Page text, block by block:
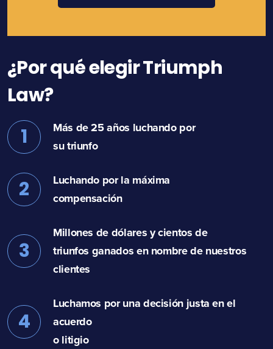
¿Por qué elegir Triumph
Law?
1
Más de 25 años luchando por
su triunfo
2
Luchando por la máxima
compensación
3
Millones de dólares y cientos de
triunfos ganados en nombre de nuestros
clientes
4
Luchamos por una decisión justa en el
acuerdo
o litigio